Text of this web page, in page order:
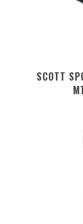
SCOTT